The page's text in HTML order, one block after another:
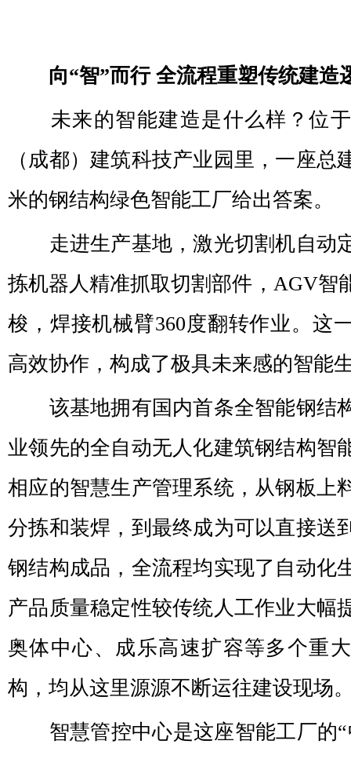
向“智”而行 全流程重塑传统建造
未来的智能建造是什么样？位于
（成都）建筑科技产业园里，一座总
米的钢结构绿色智能工厂给出答案。
走进生产基地，激光切割机自动
拣机器人精准抓取切割部件，AGV智
梭，焊接机械臂360度翻转作业。这
高效协作，构成了极具未来感的智能
该基地拥有国内首条全智能钢结
业领先的全自动无人化建筑钢结构智
相应的智慧生产管理系统，从钢板上
分拣和装焊，到最终成为可以直接送
钢结构成品，全流程均实现了自动化
产品质量稳定性较传统人工作业大幅
奥体中心、成乐高速扩容等多个重
构，均从这里源源不断运往建设现场
智慧管控中心是这座智能工厂的“